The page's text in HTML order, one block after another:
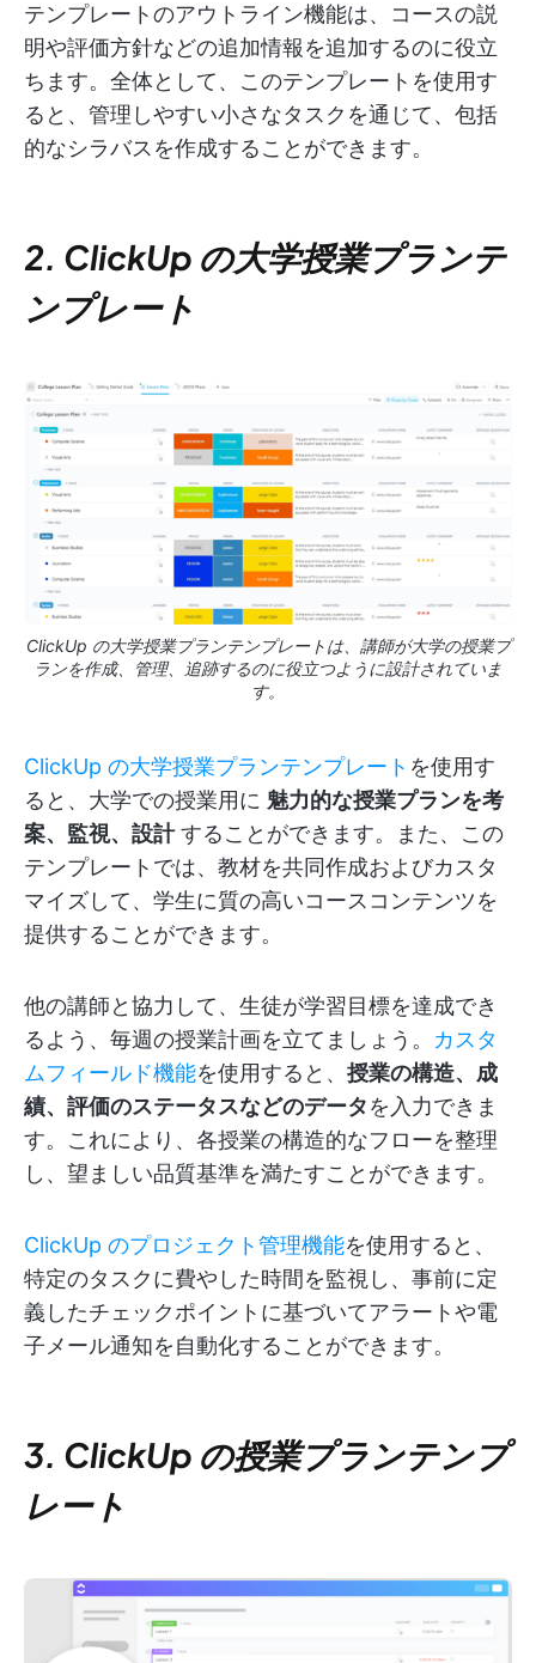
テンプレートのアウトライン機能は、コースの説
明や評価方針などの追加情報を追加するのに役立
ちます。全体として、このテンプレートを使用す
ると、管理しやすい小さなタスクを通じて、包括
的なシラバスを作成することができます。
2. ClickUp の大学授業プランテ
ンプレート
ClickUp の大学授業プランテンプレートは、講師が大学の授業プ
ランを作成、管理、追跡するのに役立つように設計されていま
す。
ClickUp の大学授業プランテンプレート を使用す
ると、大学での授業用に 魅力的な授業プランを考
案、監視、設計することができます。また、この
テンプレートでは、教材を共同作成およびカスタ
マイズして、学生に質の高いコースコンテンツを
提供することができます。
他の講師と協力して、生徒が学習目標を達成でき
るよう、毎週の授業計画を立てましょう。 カスタ
ムフィールド機能を使用すると、 授業の構造、成
績、評価のステータスなどのデータを入力できま
す。これにより、各授業の構造的なフローを整理
し、望ましい品質基準を満たすことができます。
ClickUp のプロジェクト管理機能を使用すると、
特定のタスクに費やした時間を監視し、事前に定
義したチェックポイントに基づいてアラートや電
子メール通知を自動化することができます。
3. ClickUp の授業プランテンプ
レート